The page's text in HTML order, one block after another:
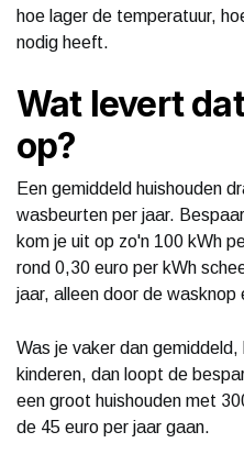
hoe lager de temperatuur,
nodig heeft.
Wat levert
op?
Een gemiddeld huishouden
wasbeurten per jaar.
kom je uit op zo'n 100 kWh
rond 0,30 euro per kWh
jaar, alleen door de
Was je vaker dan
kinderen, dan loopt de
een groot huishouden met
de 45 euro per jaar gaan.